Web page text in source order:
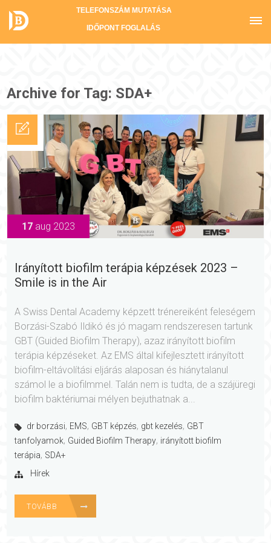
TELEFONSZÁM MUTATÁSA
IDŐPONT FOGLALÁS
Archive for Tag: SDA+
17 aug 2023
Irányított biofilm terápia képzések 2023 –
Smile is in the Air
A Swiss Dental Academy képzett trénereiként feleségem
Borzási-Szabó Ildikó és jó magam rendszeresen tartunk
GBT (Guided Biofilm Therapy), azaz irányított biofilm
terápia képzéseket. Az EMS által kifejlesztett irányított
biofilm-eltávolítási eljárás alaposan és hiánytalanul
számol le a biofilmmel. Talán nem is tudta, de a szájüregi
biofilm baktériumai mélyen bejuthatnak a...
dr borzási, EMS, GBT képzés, gbt kezelés, GBT
tanfolyamok, Guided Biofilm Therapy, irányított biofilm
terápia, SDA+
Hírek
TOVÁBB